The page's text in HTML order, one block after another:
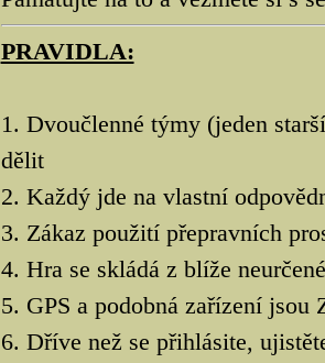
PRAVIDLA:
1. Dvoučlenné týmy (jeden
dělit
2. Každý jde na vlastní
3. Zákaz použití přepravních
4. Hra se skládá z blíže
5. GPS a podobná zařízení
6. Dříve než se přihlásite,